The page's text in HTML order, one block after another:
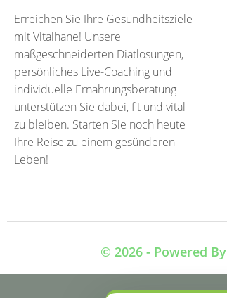
Erreichen Sie Ihre Gesundheitsziele
mit Vitalhane! Unsere
maßgeschneiderten Diätlösungen,
persönliches Live-Coaching und
individuelle Ernährungsberatung
unterstützen Sie dabei, fit und vital
zu bleiben. Starten Sie noch heute
Ihre Reise zu einem gesünderen
Leben!
© 2026 - Powered By